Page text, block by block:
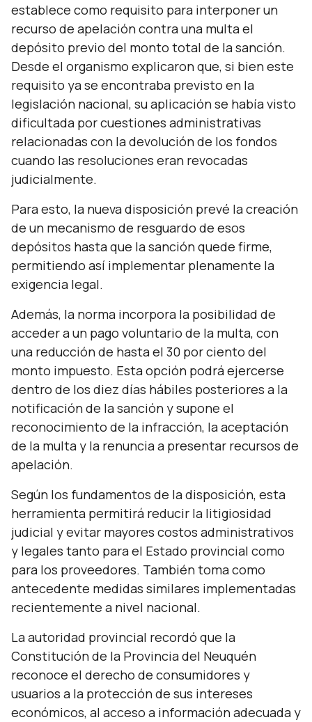
establece como requisito para interponer un
recurso de apelación contra una multa el
depósito previo del monto total de la sanción.
Desde el organismo explicaron que, si bien este
requisito ya se encontraba previsto en la
legislación nacional, su aplicación se había visto
dificultada por cuestiones administrativas
relacionadas con la devolución de los fondos
cuando las resoluciones eran revocadas
judicialmente.
Para esto, la nueva disposición prevé la creación
de un mecanismo de resguardo de esos
depósitos hasta que la sanción quede firme,
permitiendo así implementar plenamente la
exigencia legal.
Además, la norma incorpora la posibilidad de
acceder a un pago voluntario de la multa, con
una reducción de hasta el 30 por ciento del
monto impuesto. Esta opción podrá ejercerse
dentro de los diez días hábiles posteriores a la
notificación de la sanción y supone el
reconocimiento de la infracción, la aceptación
de la multa y la renuncia a presentar recursos de
apelación.
Según los fundamentos de la disposición, esta
herramienta permitirá reducir la litigiosidad
judicial y evitar mayores costos administrativos
y legales tanto para el Estado provincial como
para los proveedores. También toma como
antecedente medidas similares implementadas
recientemente a nivel nacional.
La autoridad provincial recordó que la
Constitución de la Provincia del Neuquén
reconoce el derecho de consumidores y
usuarios a la protección de sus intereses
económicos, al acceso a información adecuada y